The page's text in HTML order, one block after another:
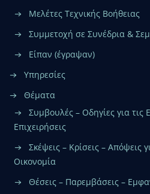
Μελέτες Τεχνικής Βοήθειας
Συμμετοχή σε Συνέδρια &
Είπαν (έγραψαν)
Υπηρεσίες
Θέματα
Συμβουλές – Οδηγίες για τις
Επιχειρήσεις
Σκέψεις – Κρίσεις – Απόψεις
Οικονομία
Θέσεις – Παρεμβάσεις –